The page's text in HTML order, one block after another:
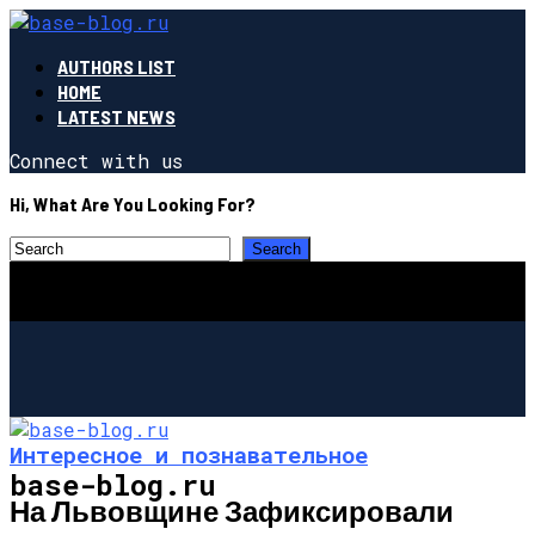
AUTHORS LIST
HOME
LATEST NEWS
Connect with us
Hi, What Are You Looking For?
base-blog.ru
Интересное и познавательное
На Львовщине Зафиксировали